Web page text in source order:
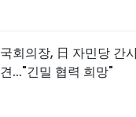
국회의장, 日 자민당 간
견..."긴밀 협력 희망"